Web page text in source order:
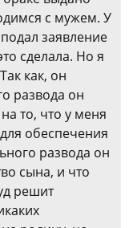
с мужем. У
заявление
сделала. Но я
как, он
развода он
то, что у меня
обеспечения
развода он
сына, и что
решит